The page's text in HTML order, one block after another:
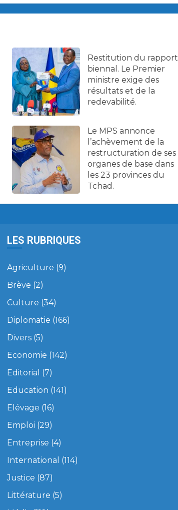
Restitution du rapport
biennal. Le Premier
ministre exige des
résultats et de la
redevabilité.
Le MPS annonce
l’achèvement de la
restructuration de ses
organes de base dans
les 23 provinces du
Tchad.
LES RUBRIQUES
Agriculture (9)
Brève (2)
Culture (34)
Diplomatie (166)
Divers(5)
Economie (142)
Editorial (7)
Education (141)
Elévage (16)
Emploi (29)
Entreprise (4)
International (114)
Justice (87)
Littérature (5)